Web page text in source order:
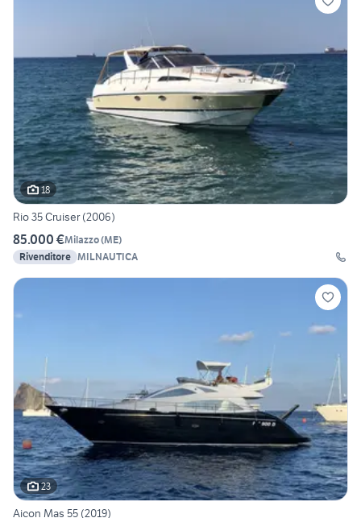
18
Rio 35 Cruiser (2006)
85.000 €Milazzo(ME)
Rivenditore MILNAUTICA
23
Aicon Mas 55 (2019)